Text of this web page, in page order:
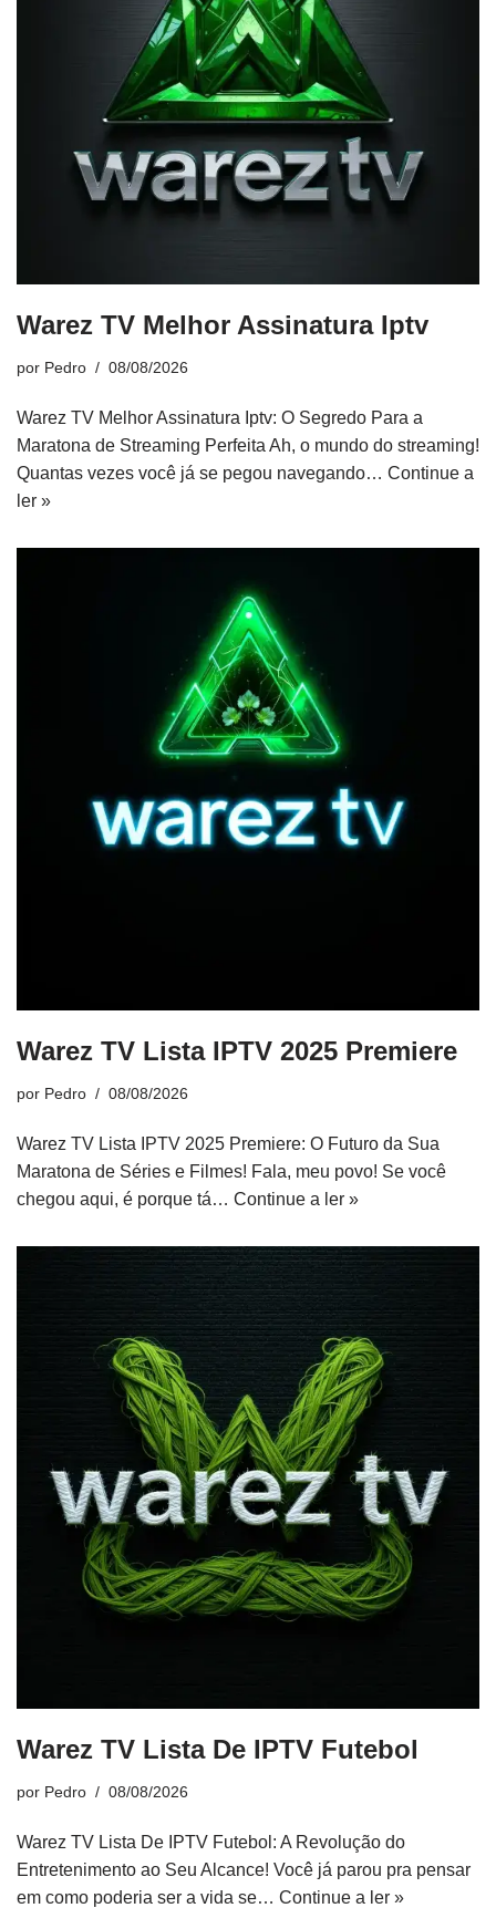
Warez TV Melhor Assinatura Iptv
por Pedro 08/08/2026
Warez TV Melhor Assinatura Iptv: O Segredo Para a
Maratona de Streaming Perfeita Ah, o mundo do streaming!
Quantas vezes você já se pegou navegando… Continue a
ler »
Warez TV Lista IPTV 2025 Premiere
por Pedro 08/08/2026
Warez TV Lista IPTV 2025 Premiere: O Futuro da Sua
Maratona de Séries e Filmes! Fala, meu povo! Se você
chegou aqui, é porque tá… Continue a ler »
Warez TV Lista De IPTV Futebol
por Pedro 08/08/2026
Warez TV Lista De IPTV Futebol: A Revolução do
Entretenimento ao Seu Alcance! Você já parou pra pensar
em como poderia ser a vida se… Continue a ler »